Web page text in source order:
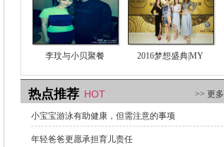
李玟与小贝聚餐 2016梦想盛典|MY
热点推荐 HOT >> 更多
小宝宝游泳有助健康，但需注意的事项
年轻爸爸更愿承担育儿责任